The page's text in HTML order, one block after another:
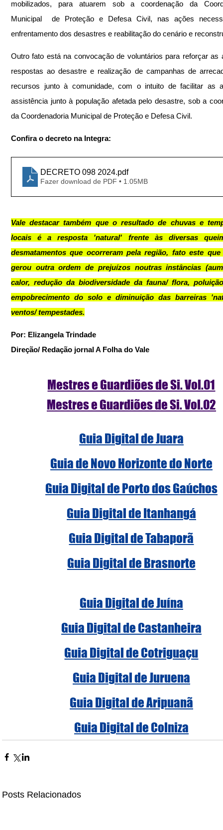
mobilizados, para atuarem sob a coordenação da
Municipal  de Proteção e Defesa Civil, nas ações
enfrentamento dos desastres e reabilitação do cenário e
Outro fato está na convocação de voluntários para reforçar as
respostas ao desastre e realização de campanhas de
recursos junto à comunidade, com o intuito de facilitar as
assistência junto à população afetada pelo desastre, sob a
da Coordenadoria Municipal de Proteção e Defesa Civil.
Confira o decreto na Integra:
DECRETO 098 2024.pdf
Fazer download de PDF • 1.05MB
Vale destacar também que o resultado de chuvas e
locais é a resposta 'natural' frente às diversas
desmatamentos que ocorreram pela região, fato este que
gerou outra ordem de prejuízos noutras instâncias
calor, redução da biodiversidade da fauna/ flora,
empobrecimento do solo e diminuição das barreiras
ventos/ tempestades.
Por: Elizangela Trindade
Direção/ Redação jornal A Folha do Vale
Mestres e Guardiões de Si. Vol.01
Mestres e Guardiões de Si. Vol.02
Guia Digital de Juara
Guia de Novo Horizonte do Norte
Guia Digital de Porto dos Gaúchos
Guia Digital de Itanhangá
Guia Digital de Tabaporã
Guia Digital de Brasnorte
Guia Digital de Juína
Guia Digital de Castanheira
Guia Digital de Cotriguaçu
Guia Digital de Juruena
Guia Digital de Aripuanã
Guia Digital de Colniza
Posts Relacionados